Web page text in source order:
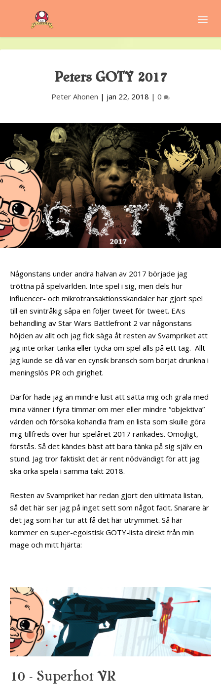
Peters GOTY 2017
Peter Ahonen | jan 22, 2018 | 0
Någonstans under andra halvan av 2017 började jag
tröttna på spelvärlden. Inte spel i sig, men dels hur
influencer- och mikrotransaktionsskandaler har gjort spel
till en svintråkig såpa en följer tweet för tweet. EA:s
behandling av Star Wars Battlefront 2 var någonstans
höjden av allt och jag fick säga åt resten av Svampriket att
jag inte orkar tänka eller tycka om spel alls på ett tag. Allt
jag kunde se då var en cynsik bransch som börjat drunkna i
meningslös PR och girighet.
Därför hade jag än mindre lust att sätta mig och gräla med
mina vänner i fyra timmar om mer eller mindre “objektiva”
värden och försöka kohandla fram en lista som skulle göra
mig tillfreds över hur spelåret 2017 rankades. Omöjligt,
förstås. Så det kändes bäst att bara tänka på sig själv en
stund. Jag tror faktiskt det är rent nödvändigt för att jag
ska orka spela i samma takt 2018.
Resten av Svampriket har redan gjort den ultimata listan,
så det här ser jag på inget sett som något facit. Snarare är
det jag som har tur att få det här utrymmet. Så här
kommer en super-egoistisk GOTY-lista direkt från min
mage och mitt hjärta:
10 – Superhot VR